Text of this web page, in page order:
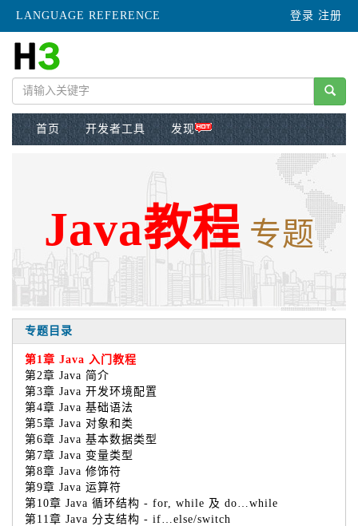
LANGUAGE REFERENCE 登录 注册
首页 开发者工具 发现
Java教程 专题
专题目录
第1章 Java 入门教程
第2章 Java 简介
第3章 Java 开发环境配置
第4章 Java 基础语法
第5章 Java 对象和类
第6章 Java 基本数据类型
第7章 Java 变量类型
第8章 Java 修饰符
第9章 Java 运算符
第10章 Java 循环结构 - for, while 及 do…while
第11章 Java 分支结构 - if…else/switch